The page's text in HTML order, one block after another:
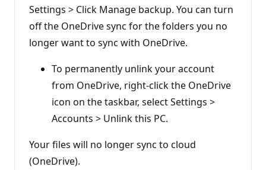
Settings > Click Manage backup. You can turn
off the OneDrive sync for the folders you no
longer want to sync with OneDrive.
To permanently unlink your account
from OneDrive, right-click the OneDrive
icon on the taskbar, select Settings >
Accounts > Unlink this PC.
Your files will no longer sync to cloud
(OneDrive).